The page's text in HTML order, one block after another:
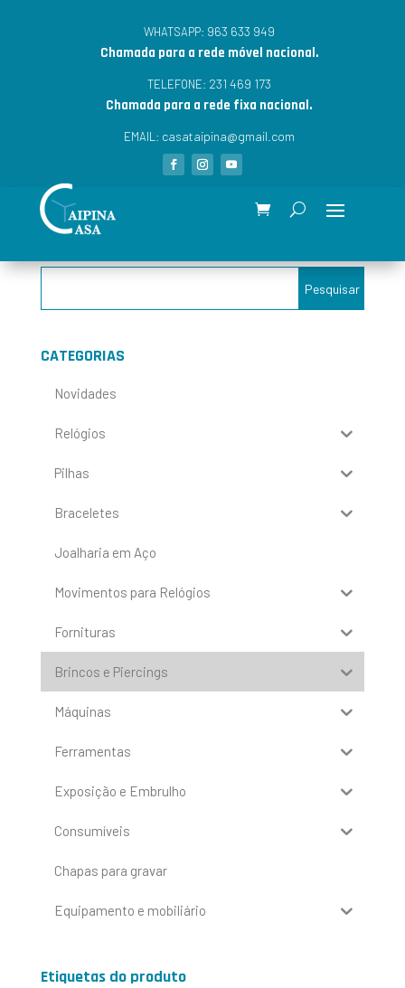
WHATSAPP: 963 633 949
Chamada para a rede móvel nacional.
TELEFONE: 231 469 173
Chamada para a rede fixa nacional.
EMAIL: casataipina@gmail.com
CATEGORIAS
Novidades
Relógios
Pilhas
Braceletes
Joalharia em Aço
Movimentos para Relógios
Fornituras
Brincos e Piercings
Máquinas
Ferramentas
Exposição e Embrulho
Consumíveis
Chapas para gravar
Equipamento e mobiliário
Etiquetas do produto